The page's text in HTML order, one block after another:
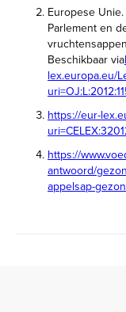
Europese
Parlement en
Beschikbaar via
lex.europa.eu/
https://eur-
https://
antwoord/
appelsap-